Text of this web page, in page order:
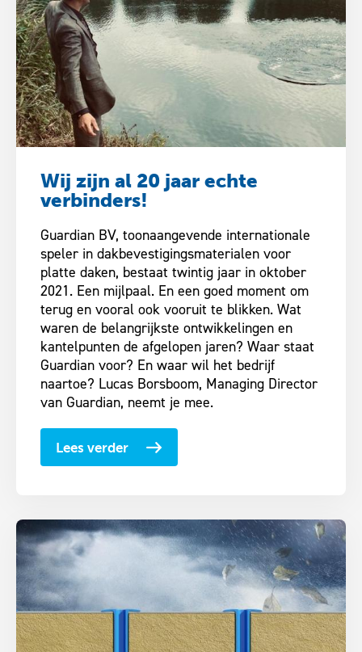
Wij zijn al 20 jaar echte
verbinders!
Guardian BV, toonaangevende internationale
speler in dakbevestigingsmaterialen voor
platte daken, bestaat twintig jaar in oktober
2021. Een mijlpaal. En een goed moment om
terug en vooral ook vooruit te blikken. Wat
waren de belangrijkste ontwikkelingen en
kantelpunten de afgelopen jaren? Waar staat
Guardian voor? En waar wil het bedrijf
naartoe? Lucas Borsboom, Managing Director
van Guardian, neemt je mee.
Lees verder